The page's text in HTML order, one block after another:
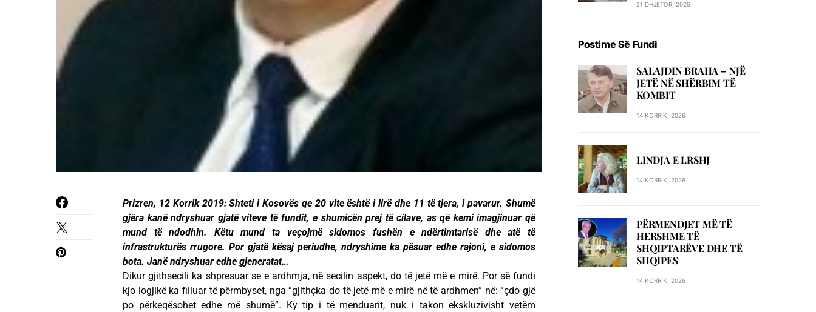
Prizren, 12 Korrik 2019: Shteti i Kosovës qe 20 vite është i lirë dhe 11 të tjera, i pavarur. Shumë
gjëra kanë ndryshuar gjatë viteve të fundit, e shumicën prej të cilave, as që kemi imagjinuar që
mund të ndodhin. Këtu mund ta veçojmë sidomos fushën e ndërtimtarisë dhe atë të
infrastrukturës rrugore. Por gjatë kësaj periudhe, ndryshime ka pësuar edhe rajoni, e sidomos
bota. Janë ndryshuar edhe gjeneratat…
Dikur gjithsecili ka shpresuar se e ardhmja, në secilin aspekt, do të jetë më e mirë. Por së fundi
kjo logjikë ka filluar të përmbyset, nga “gjithçka do të jetë më e mirë në të ardhmen” në: “çdo gjë
po përkeqësohet edhe më shumë”. Ky tip i të menduarit, nuk i takon ekskluzivisht vetëm
21 DHJETOR, 2025
Postime Së Fundi
SALAJDIN BRAHA – NJЁ
JETЁ NЁ SHЁRBIM TЁ
KOMBIT
14 KORRIK, 2026
LINDJA E LRSHJ
14 KORRIK, 2026
PËRMENDJET MË TË
HERSHME TË
SHQIPTARËVE DHE TË
SHQIPES
14 KORRIK, 2026